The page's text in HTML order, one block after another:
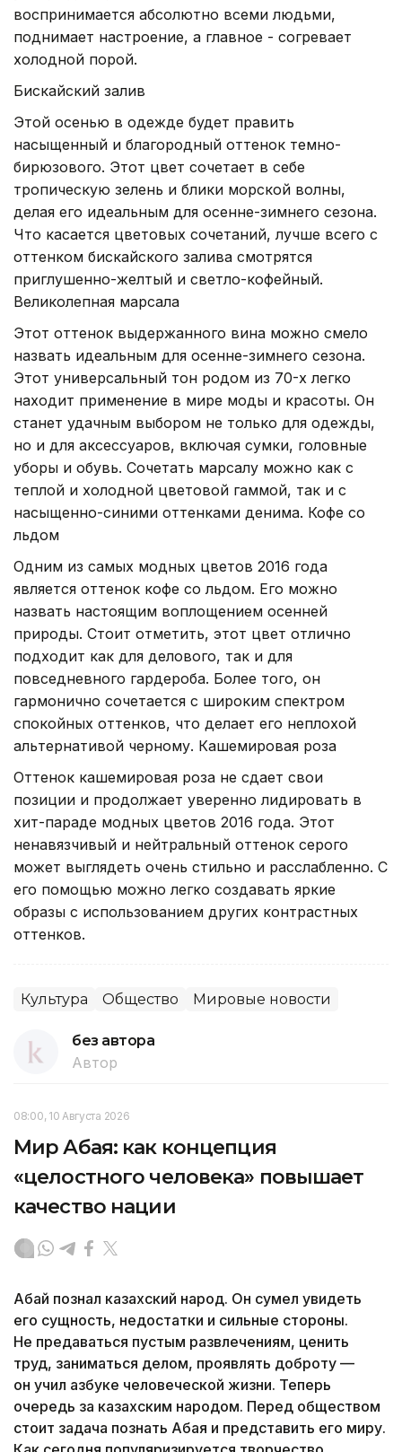
воспринимается абсолютно всеми людьми,
поднимает настроение, а главное - согревает
холодной порой.
Бискайский залив
Этой осенью в одежде будет править
насыщенный и благородный оттенок темно-
бирюзового. Этот цвет сочетает в себе
тропическую зелень и блики морской волны,
делая его идеальным для осенне-зимнего сезона.
Что касается цветовых сочетаний, лучше всего с
оттенком бискайского залива смотрятся
приглушенно-желтый и светло-кофейный.
Великолепная марсала
Этот оттенок выдержанного вина можно смело
назвать идеальным для осенне-зимнего сезона.
Этот универсальный тон родом из 70-х легко
находит применение в мире моды и красоты. Он
станет удачным выбором не только для одежды,
но и для аксессуаров, включая сумки, головные
уборы и обувь. Сочетать марсалу можно как с
теплой и холодной цветовой гаммой, так и с
насыщенно-синими оттенками денима. Кофе со
льдом
Одним из самых модных цветов 2016 года
является оттенок кофе со льдом. Его можно
назвать настоящим воплощением осенней
природы. Стоит отметить, этот цвет отлично
подходит как для делового, так и для
повседневного гардероба. Более того, он
гармонично сочетается с широким спектром
спокойных оттенков, что делает его неплохой
альтернативой черному. Кашемировая роза
Оттенок кашемировая роза не сдает свои
позиции и продолжает уверенно лидировать в
хит-параде модных цветов 2016 года. Этот
ненавязчивый и нейтральный оттенок серого
может выглядеть очень стильно и расслабленно. С
его помощью можно легко создавать яркие
образы с использованием других контрастных
оттенков.
Культура Общество Мировые новости
без автора
Автор
08:00, 10 Августа 2026
Мир Абая: как концепция
«целостного человека» повышает
качество нации
Абай познал казахский народ. Он сумел увидеть
его сущность, недостатки и сильные стороны.
Не предаваться пустым развлечениям, ценить
труд, заниматься делом, проявлять доброту —
он учил азбуке человеческой жизни. Теперь
очередь за казахским народом. Перед обществом
стоит задача познать Абая и представить его миру.